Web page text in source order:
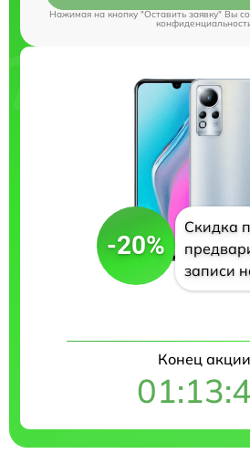
Нажимая на кнопку "Оставить заявку" Вы
-20%
Скидка
записи
Конец акции